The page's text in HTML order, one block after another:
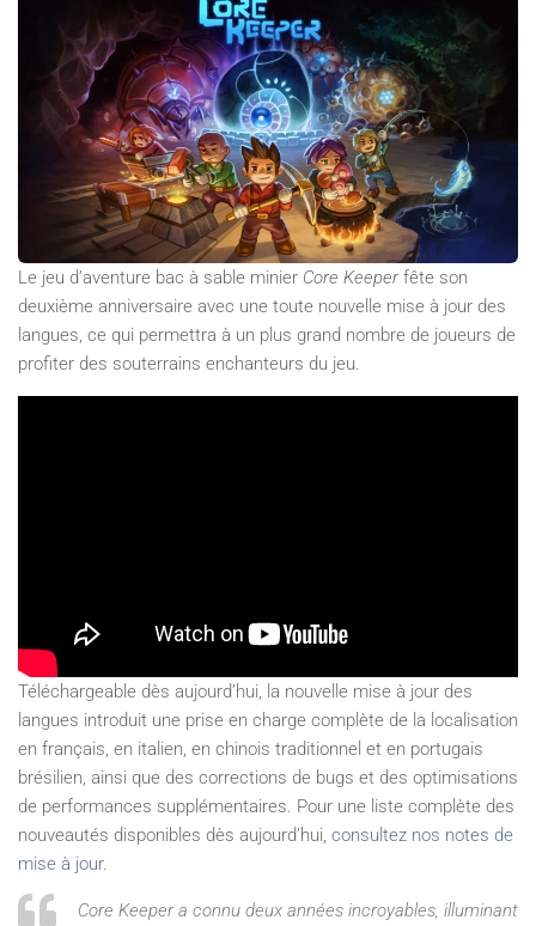
Le jeu d’aventure bac à sable minier Core Keeperfête son
deuxième anniversaire avec une toute nouvelle mise à jour des
langues, ce qui permettra à un plus grand nombre de joueurs de
profiter des souterrains enchanteurs du jeu.
Téléchargeable dès aujourd’hui, la nouvelle mise à jour des
langues introduit une prise en charge complète de la localisation
en français, en italien, en chinois traditionnel et en portugais
brésilien, ainsi que des corrections de bugs et des optimisations
de performances supplémentaires. Pour une liste complète des
nouveautés disponibles dès aujourd’hui, consultez nos notes de
mise à jour.
Core Keepera connu deux années incroyables, illuminant